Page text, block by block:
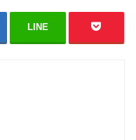
LINE